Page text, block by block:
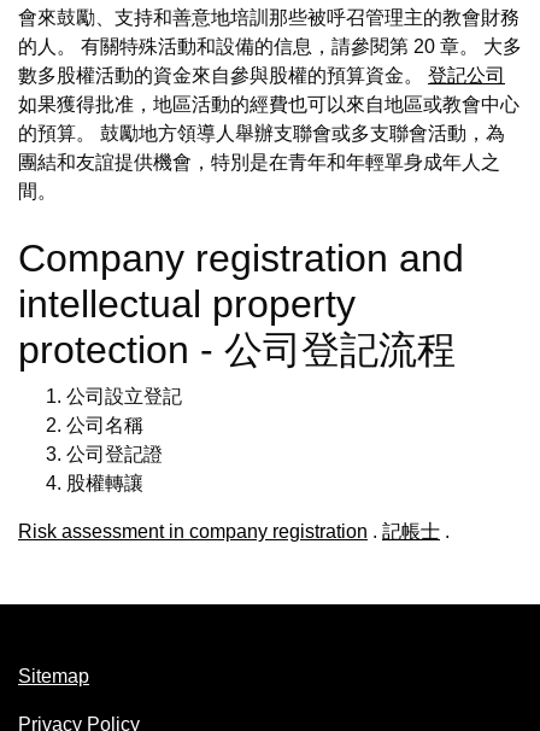
會來鼓勵、支持和善意地培訓那些被呼召管理主的教會財務
的人。 有關特殊活動和設備的信息，請參閱第 20 章。 大多
數多股權活動的資金來自參與股權的預算資金。 登記公司
如果獲得批准，地區活動的經費也可以來自地區或教會中心
的預算。 鼓勵地方領導人舉辦支聯會或多支聯會活動，為
團結和友誼提供機會，特別是在青年和年輕單身成年人之
間。
Company registration and
intellectual property
protection - 公司登記流程
公司設立登記
公司名稱
公司登記證
股權轉讓
Risk assessment in company registration . 記帳士 .
Sitemap
Privacy Policy